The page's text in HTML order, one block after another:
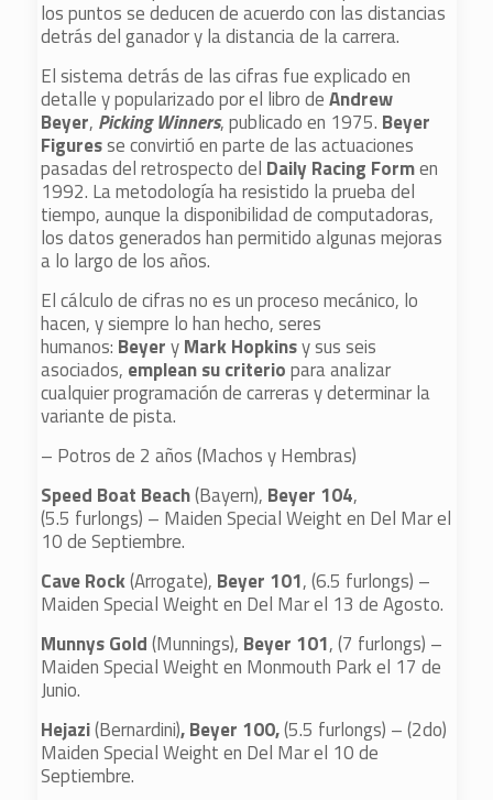
los puntos se deducen de acuerdo con las distancias
detrás del ganador y la distancia de la carrera.
El sistema detrás de las cifras fue explicado en
detalle y popularizado por el libro deAndrew
Beyer, Picking Winners, publicado en 1975. Beyer
Figuresse convirtió en parte de las actuaciones
pasadas del retrospecto del Daily Racing Formen
1992. La metodología ha resistido la prueba del
tiempo, aunque la disponibilidad de computadoras,
los datos generados han permitido algunas mejoras
a lo largo de los años.
El cálculo de cifras no es un proceso mecánico, lo
hacen, y siempre lo han hecho, seres
humanos: BeyeryMark Hopkinsy sus seis
asociados, emplean su criteriopara analizar
cualquier programación de carreras y determinar la
variante de pista.
– Potros de 2 años (Machos y Hembras)
Speed Boat Beach(Bayern), Beyer 104,
(5.5 furlongs) – Maiden Special Weight en Del Mar el
10 de Septiembre.
Cave Rock(Arrogate), Beyer 101, (6.5 furlongs) –
Maiden Special Weight en Del Mar el 13 de Agosto.
Munnys Gold(Munnings), Beyer 101, (7 furlongs) –
Maiden Special Weight en Monmouth Park el 17 de
Junio.
Hejazi(Bernardini), Beyer 100,(5.5 furlongs) – (2do)
Maiden Special Weight en Del Mar el 10 de
Septiembre.